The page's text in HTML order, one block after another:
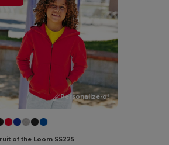
Personalize-o!
of the Loom SS225